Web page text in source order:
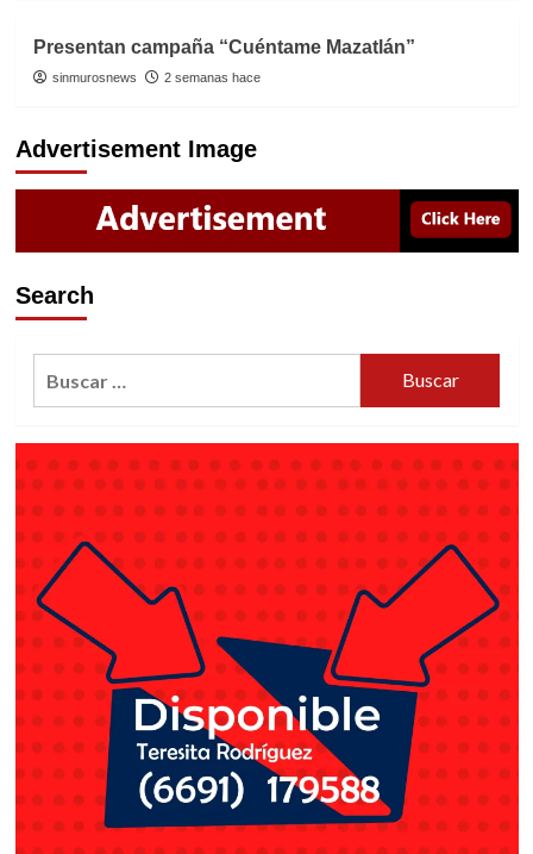
Presentan campaña “Cuéntame Mazatlán”
sinmurosnews 2 semanas hace
Advertisement Image
Search